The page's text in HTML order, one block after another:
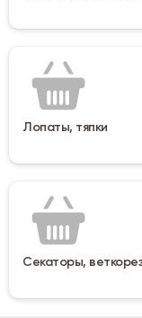
Лопаты, тяпки
Секаторы,